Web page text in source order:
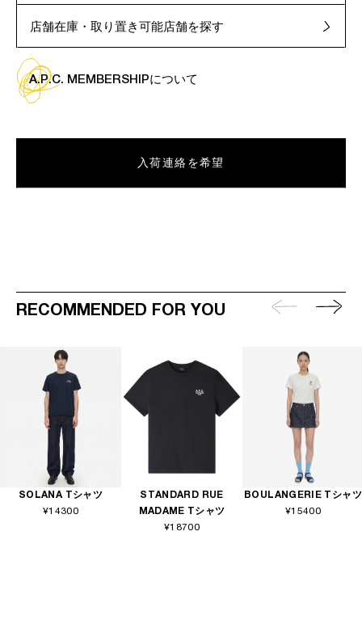
店舗在庫・取り置き可能店舗を探す
A.P.C. MEMBERSHIPについて
入荷連絡を希望
RECOMMENDED FOR YOU
SOLANA Tシャツ
¥14300
STANDARD RUE
MADAME Tシャツ
¥18700
BOULANGERIE Tシャツ
¥15400